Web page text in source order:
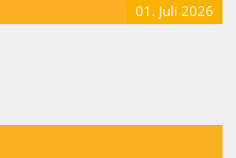
01. Juli 2026